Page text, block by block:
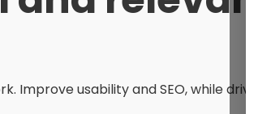
Improve usability and SEO, while